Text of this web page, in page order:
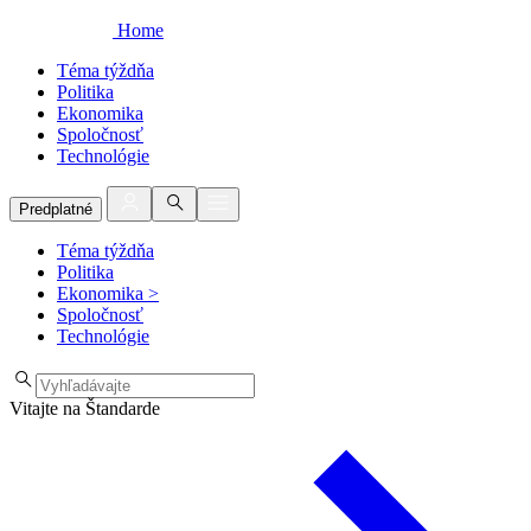
Home
Téma týždňa
Politika
Ekonomika
Spoločnosť
Technológie
Predplatné
Téma týždňa
Politika
Ekonomika >
Spoločnosť
Technológie
Vitajte na Štandarde